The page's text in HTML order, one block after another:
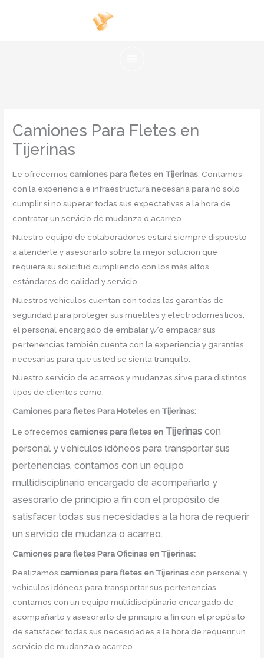
Camiones Para Fletes en
Tijerinas
Le ofrecemos camiones para fletes en Tijerinas . Contamos
con la experiencia e infraestructura necesaria para no solo
cumplir si no superar todas sus expectativas a la hora de
contratar un servicio de mudanza o acarreo.
Nuestro equipo de colaboradores estará siempre dispuesto
a atenderle y asesorarlo sobre la mejor solución que
requiera su solicitud cumpliendo con los más altos
estándares de calidad y servicio.
Nuestros vehículos cuentan con todas las garantías de
seguridad para proteger sus muebles y electrodomésticos,
el personal encargado de embalar y/o empacar sus
pertenencias también cuenta con la experiencia y garantías
necesarias para que usted se sienta tranquilo.
Nuestro servicio de acarreos y mudanzas sirve para distintos
tipos de clientes como:
Camiones para fletesPara Hoteles en Tijerinas:
Le ofrecemos camiones para fletes en Tijerinas con
personal y vehículos idóneos para transportar sus
pertenencias, contamos con un equipo
multidisciplinario encargado de acompañarlo y
asesorarlo de principio a fin con el propósito de
satisfacer todas sus necesidades a la hora de requerir
un servicio de mudanza o acarreo.
Camiones para fletesPara Oficinas en Tijerinas:
Realizamos camiones para fletes en Tijerinas con personal y
vehículos idóneos para transportar sus pertenencias,
contamos con un equipo multidisciplinario encargado de
acompañarlo y asesorarlo de principio a fin con el propósito
de satisfacer todas sus necesidades a la hora de requerir un
servicio de mudanza o acarreo.